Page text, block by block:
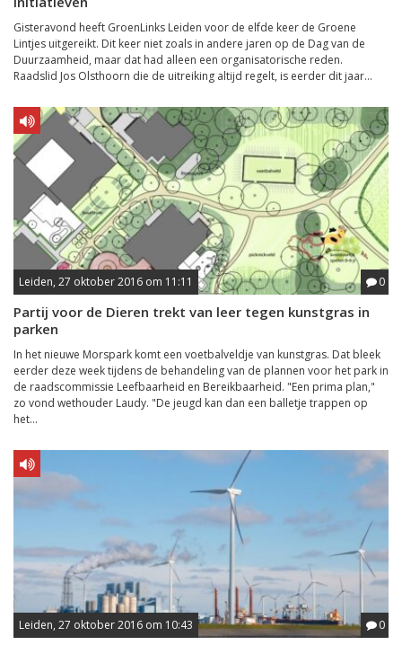
Gisteravond heeft GroenLinks Leiden voor de elfde keer de Groene
Lintjes uitgereikt. Dit keer niet zoals in andere jaren op de Dag van de
Duurzaamheid, maar dat had alleen een organisatorische reden.
Raadslid Jos Olsthoorn die de uitreiking altijd regelt, is eerder dit jaar...
Leiden, 27 oktober 2016 om 11:11 0
Partij voor de Dieren trekt van leer tegen kunstgras in
parken
In het nieuwe Morspark komt een voetbalveldje van kunstgras. Dat bleek
eerder deze week tijdens de behandeling van de plannen voor het park in
de raadscommissie Leefbaarheid en Bereikbaarheid. "Een prima plan,"
zo vond wethouder Laudy. "De jeugd kan dan een balletje trappen op
het...
Leiden, 27 oktober 2016 om 10:43 0